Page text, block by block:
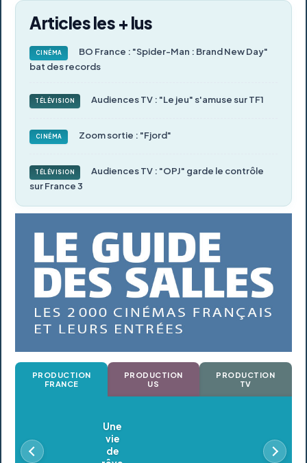
Articles les + lus
CINÉMA
BO France : "Spider-Man : Brand New Day"
bat des records
TÉLÉVISION Audiences TV : "Le jeu" s'amuse sur TF1
CINÉMA Zoom sortie : "Fjord"
TÉLÉVISION
Audiences TV : "OPJ" garde le contrôle
sur France 3
PRODUCTION
FRANCE
PRODUCTION
US
PRODUCTION
TV
Oldeupe
En postproduction